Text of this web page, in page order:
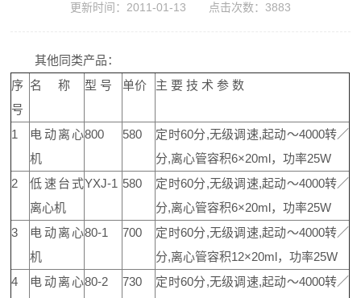
更新时间：2011-01-13 点击次数：3883
其他同类产品：
序
号
名 称 型 号 单价 主 要 技 术 参 数
1
电动离心
机
800 580
定时60分,无级调速,起动～4000转／
分,离心管容积6×20ml，功率25W
2
低速台式
离心机
YXJ-1 580
定时60分,无级调速,起动～4000转／
分,离心管容积6×20ml，功率25W
3
电动离心
机
80-1 700
定时60分,无级调速,起动～4000转／
分,离心管容积12×20ml，功率25W
4
电动离心80-2 730
定时60分,无级调速,起动～4000转／